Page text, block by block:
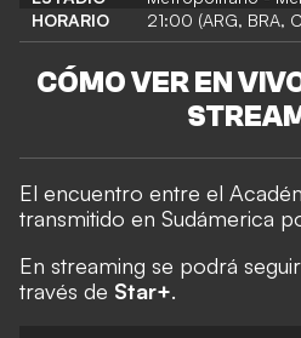
HORARIO
21:00 (ARG, BRA,
CÓMO VER EN
El encuentro entre el
transmitido en Sudámerica
En streaming se podrá
través de Star+.